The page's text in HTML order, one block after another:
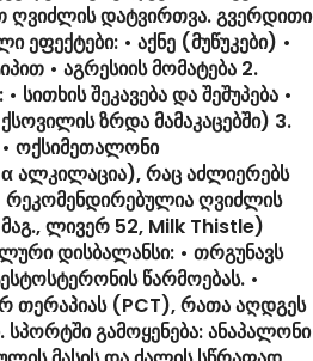
დატვირთვა. გვერდითი
ეფექტები: • აქნე (მუწუკები) •
• აგრესიის მომატება 2.
შეკავება და შეშუპება •
ზრდა მამაკაცებში) 3.
ოქსიმეთალონი
ალკილაცია), რაც აძლიერებს
ღვიძლის
ლივერ 52, Milk Thistle)
დისბალანსი: • თრგუნავს
წარმოებას. •
თერაპიას (PCT), რათა აღდგეს
გამოყენება: ანაპალონი